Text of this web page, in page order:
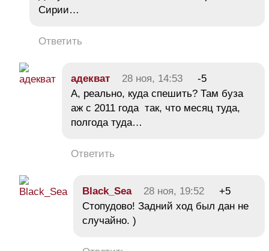
Сирии…
Ответить
адекват 28 ноя, 14:53
-5
А, реально, куда спешить? Там буза
аж с 2011 года так, что месяц туда,
полгода туда…
Ответить
Black_Sea 28 ноя, 19:52
+5
Стопудово! Задний ход был дан не
случайно. )